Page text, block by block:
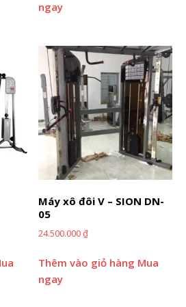
ngay
Máy xô đôi V – SION DN-
05
24.500.000₫
Thêm vào giỏ hàng Mua
ngay